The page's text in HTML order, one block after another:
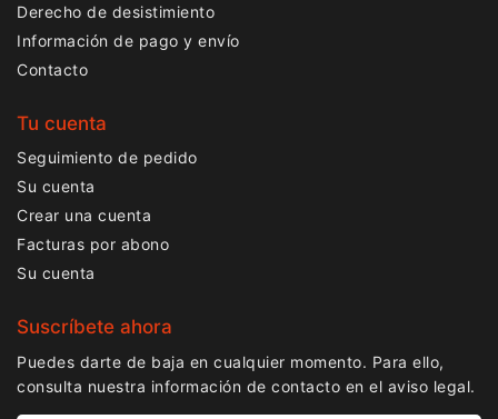
Derecho de desistimiento
Información de pago y envío
Contacto
Tu cuenta
Seguimiento de pedido
Su cuenta
Crear una cuenta
Facturas por abono
Su cuenta
Suscríbete ahora
Puedes darte de baja en cualquier momento. Para ello,
consulta nuestra información de contacto en el aviso legal.